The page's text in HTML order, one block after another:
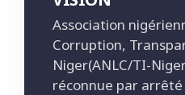
Association
Corruption,
Niger(ANLC/TI-
réconnue par arrêté